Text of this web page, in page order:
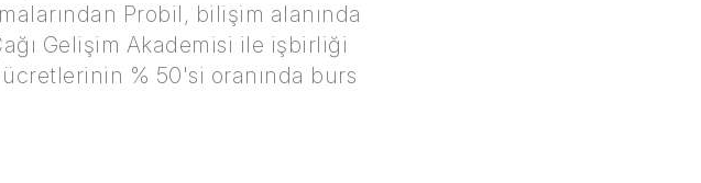
Probil, bilişim alanında
Gelişim Akademisi ile işbirliği
% 50'si oranında burs